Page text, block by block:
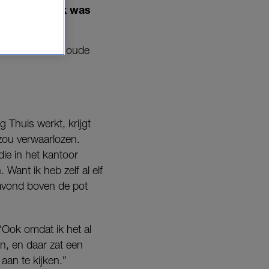
‘Ik was
doen om oude
Thuis werkt, krijgt
verwaarlozen.
in het kantoor
Want ik heb zelf al elf
boven de pot
omdat ik het al
en daar zat een
te kijken.”